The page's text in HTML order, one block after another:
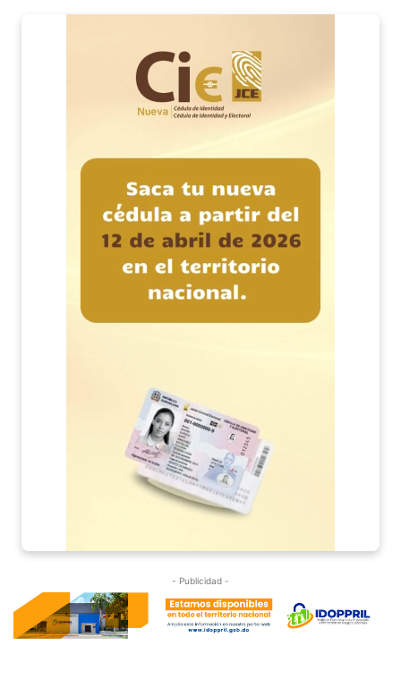
- Publicidad -